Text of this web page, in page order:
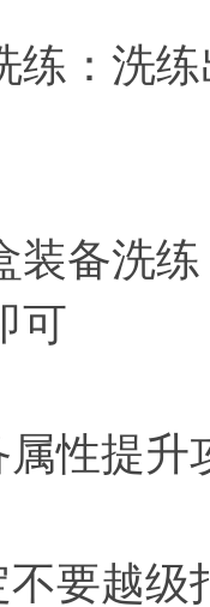
练：洗
装备洗
可
属性提升
不要越级